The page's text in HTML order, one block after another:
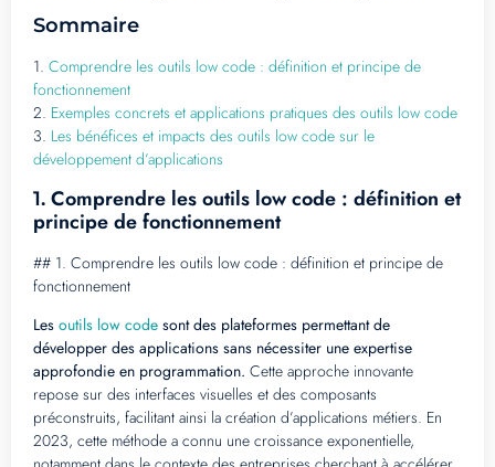
Sommaire
1. Comprendre les outils low code : définition et principe de
fonctionnement
2. Exemples concrets et applications pratiques des outils low code
3. Les bénéfices et impacts des outils low code sur le
développement d’applications
1. Comprendre les outils low code : définition et
principe de fonctionnement
## 1. Comprendre les outils low code : définition et principe de
fonctionnement
Les outils low code sont des plateformes permettant de
développer des applications sans nécessiter une expertise
approfondie en programmation. Cette approche innovante
repose sur des interfaces visuelles et des composants
préconstruits, facilitant ainsi la création d’applications métiers. En
2023, cette méthode a connu une croissance exponentielle,